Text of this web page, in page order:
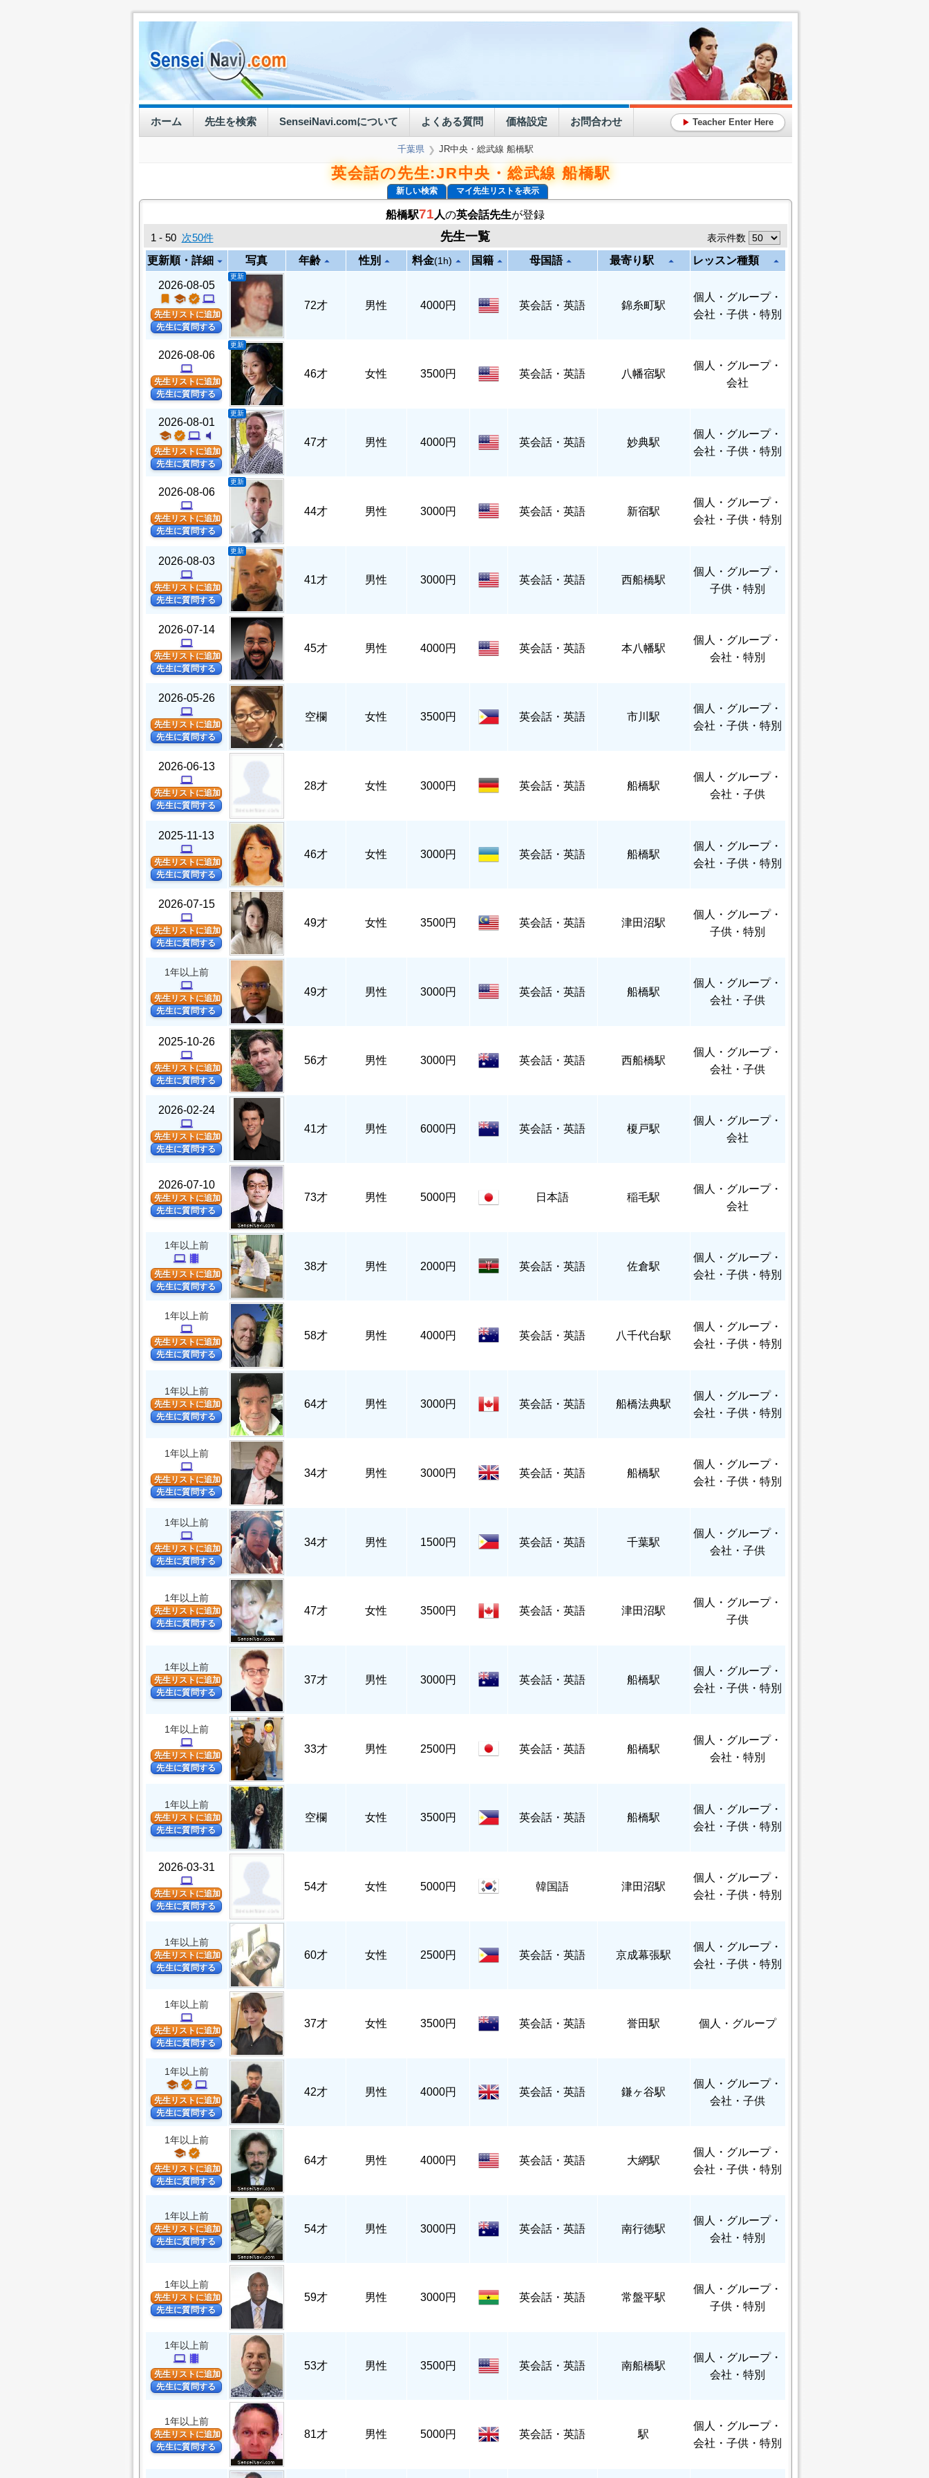
ホーム 先生を検索 SenseiNavi.comについて よくある質問 価格設定 お問合わせ ▶ Teacher Enter Here
千葉県 ❯ JR中央・総武線 船橋駅
英会話の先生:JR中央・総武線 船橋駅
新しい検索 マイ先生リストを表示
船橋駅71 人の英会話先生が登録
先生一覧
1 - 50 次50件 表示件数
更新順・詳細 arrow_drop_down 写真 年齢arrow_drop_up 性別 arrow_drop_up 料金(1h) arrow_drop_up 国籍arrow_drop_up 母国語arrow_drop_up 最寄り駅 arrow_drop_up レッスン種類 arrow_drop_up
2026-08-05
turned_in school verified computer
先生リストに追加
先生に質問する
更新
72才 男性 4000円 英会話・英語 錦糸町駅
個人
・グループ・
会社・子供・特別
2026-08-06
computer
先生リストに追加
先生に質問する
更新
46才 女性 3500円 英会話・英語 八幡宿駅
個人
・グループ・
会社
2026-08-01
school verified computer volume_mute
先生リストに追加
先生に質問する
更新
47才 男性 4000円 英会話・英語 妙典駅
個人
・グループ・
会社・子供・特別
2026-08-06
computer
先生リストに追加
先生に質問する
更新
44才 男性 3000円 英会話・英語 新宿駅
個人
・グループ・
会社・子供・特別
2026-08-03
computer
先生リストに追加
先生に質問する
更新
41才 男性 3000円 英会話・英語 西船橋駅
個人
・グループ・
子供・特別
2026-07-14
computer
先生リストに追加
先生に質問する
45才 男性 4000円 英会話・英語 本八幡駅
個人
・グループ・
会社・特別
2026-05-26
computer
先生リストに追加
先生に質問する
空欄 女性 3500円 英会話・英語 市川駅
個人
・グループ・
会社・子供・特別
2026-06-13
computer
先生リストに追加
先生に質問する
28才 女性 3000円 英会話・英語 船橋駅
個人
・グループ・
会社・子供
2025-11-13
computer
先生リストに追加
先生に質問する
46才 女性 3000円 英会話・英語 船橋駅
個人
・グループ・
会社・子供・特別
2026-07-15
computer
先生リストに追加
先生に質問する
49才 女性 3500円 英会話・英語 津田沼駅
個人
・グループ・
子供・特別
1年以上前
computer
先生リストに追加
先生に質問する
49才 男性 3000円 英会話・英語 船橋駅
個人
・グループ・
会社・子供
2025-10-26
computer
先生リストに追加
先生に質問する
56才 男性 3000円 英会話・英語 西船橋駅
個人
・グループ・
会社・子供
2026-02-24
computer
先生リストに追加
先生に質問する
41才 男性 6000円 英会話・英語 榎戸駅
個人
・グループ・
会社
2026-07-10
先生リストに追加
先生に質問する
73才 男性 5000円 日本語 稲毛駅
個人
・グループ・
会社
1年以上前
computer theaters
先生リストに追加
先生に質問する
38才 男性 2000円 英会話・英語 佐倉駅
個人
・グループ・
会社・子供・特別
1年以上前
computer
先生リストに追加
先生に質問する
58才 男性 4000円 英会話・英語 八千代台駅
個人
・グループ・
会社・子供・特別
1年以上前
先生リストに追加
先生に質問する
64才 男性 3000円 英会話・英語 船橋法典駅
個人
・グループ・
会社・子供・特別
1年以上前
computer
先生リストに追加
先生に質問する
34才 男性 3000円 英会話・英語 船橋駅
個人
・グループ・
会社・子供・特別
1年以上前
computer
先生リストに追加
先生に質問する
34才 男性 1500円 英会話・英語 千葉駅
個人
・グループ・
会社・子供
1年以上前
先生リストに追加
先生に質問する
47才 女性 3500円 英会話・英語 津田沼駅
個人
・グループ・
子供
1年以上前
先生リストに追加
先生に質問する
37才 男性 3000円 英会話・英語 船橋駅
個人
・グループ・
会社・子供・特別
1年以上前
computer
先生リストに追加
先生に質問する
33才 男性 2500円 英会話・英語 船橋駅
個人
・グループ・
会社・特別
1年以上前
先生リストに追加
先生に質問する
空欄 女性 3500円 英会話・英語 船橋駅
個人
・グループ・
会社・子供・特別
2026-03-31
computer
先生リストに追加
先生に質問する
54才 女性 5000円 韓国語 津田沼駅
個人
・グループ・
会社・子供・特別
1年以上前
先生リストに追加
先生に質問する
60才 女性 2500円 英会話・英語 京成幕張駅
個人
・グループ・
会社・子供・特別
1年以上前
computer
先生リストに追加
先生に質問する
37才 女性 3500円 英会話・英語 誉田駅 個人 ・グループ
1年以上前
school verified computer
先生リストに追加
先生に質問する
42才 男性 4000円 英会話・英語 鎌ヶ谷駅
個人
・グループ・
会社・子供
1年以上前
school verified
先生リストに追加
先生に質問する
64才 男性 4000円 英会話・英語 大網駅
個人
・グループ・
会社・子供・特別
1年以上前
先生リストに追加
先生に質問する
54才 男性 3000円 英会話・英語 南行徳駅
個人
・グループ・
会社・特別
1年以上前
先生リストに追加
先生に質問する
59才 男性 3000円 英会話・英語 常盤平駅
個人
・グループ・
子供・特別
1年以上前
computer theaters
先生リストに追加
先生に質問する
53才 男性 3500円 英会話・英語 南船橋駅
個人
・グループ・
会社・特別
1年以上前
先生リストに追加
先生に質問する
81才 男性 5000円 英会話・英語 駅
個人
・グループ・
会社・子供・特別